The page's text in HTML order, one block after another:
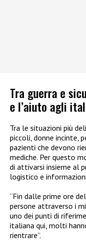
Tra guerra e
e l’aiuto agli
Tra le situazioni più
piccoli, donne incinte,
pazienti che devono
mediche. Per questo
di attivarsi insieme al
logistico e
“Fin dalle prime ore
persone attraverso i
uno dei punti di
italiana qui, molti
rientrare”.